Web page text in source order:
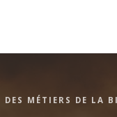
DES MÉTIERS DE LA